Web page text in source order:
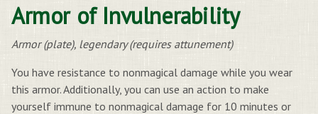
Armor of Invulnerability
Armor (plate), legendary (requires attunement)
You have resistance to nonmagical damage while you wear
this armor. Additionally, you can use an action to make
yourself immune to nonmagical damage for 10 minutes or